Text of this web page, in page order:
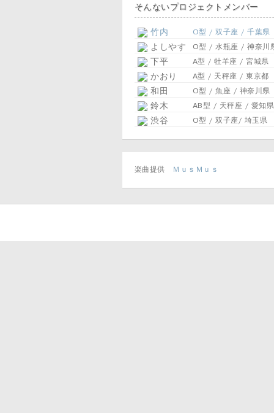
そんないプロジェクトメンバー
竹内 O型 / 双子座 / 千葉県
よしやす O型 / 水瓶座 / 神奈川
下平 A型 / 牡羊座 / 宮城県
かおり A型 / 天秤座 / 東京都
和田 O型 / 魚座 / 神奈川県
鈴木 AB型 / 天秤座 / 愛知県
渋谷 O型 / 双子座/ 埼玉県
楽曲提供 ＭｕｓＭｕｓ